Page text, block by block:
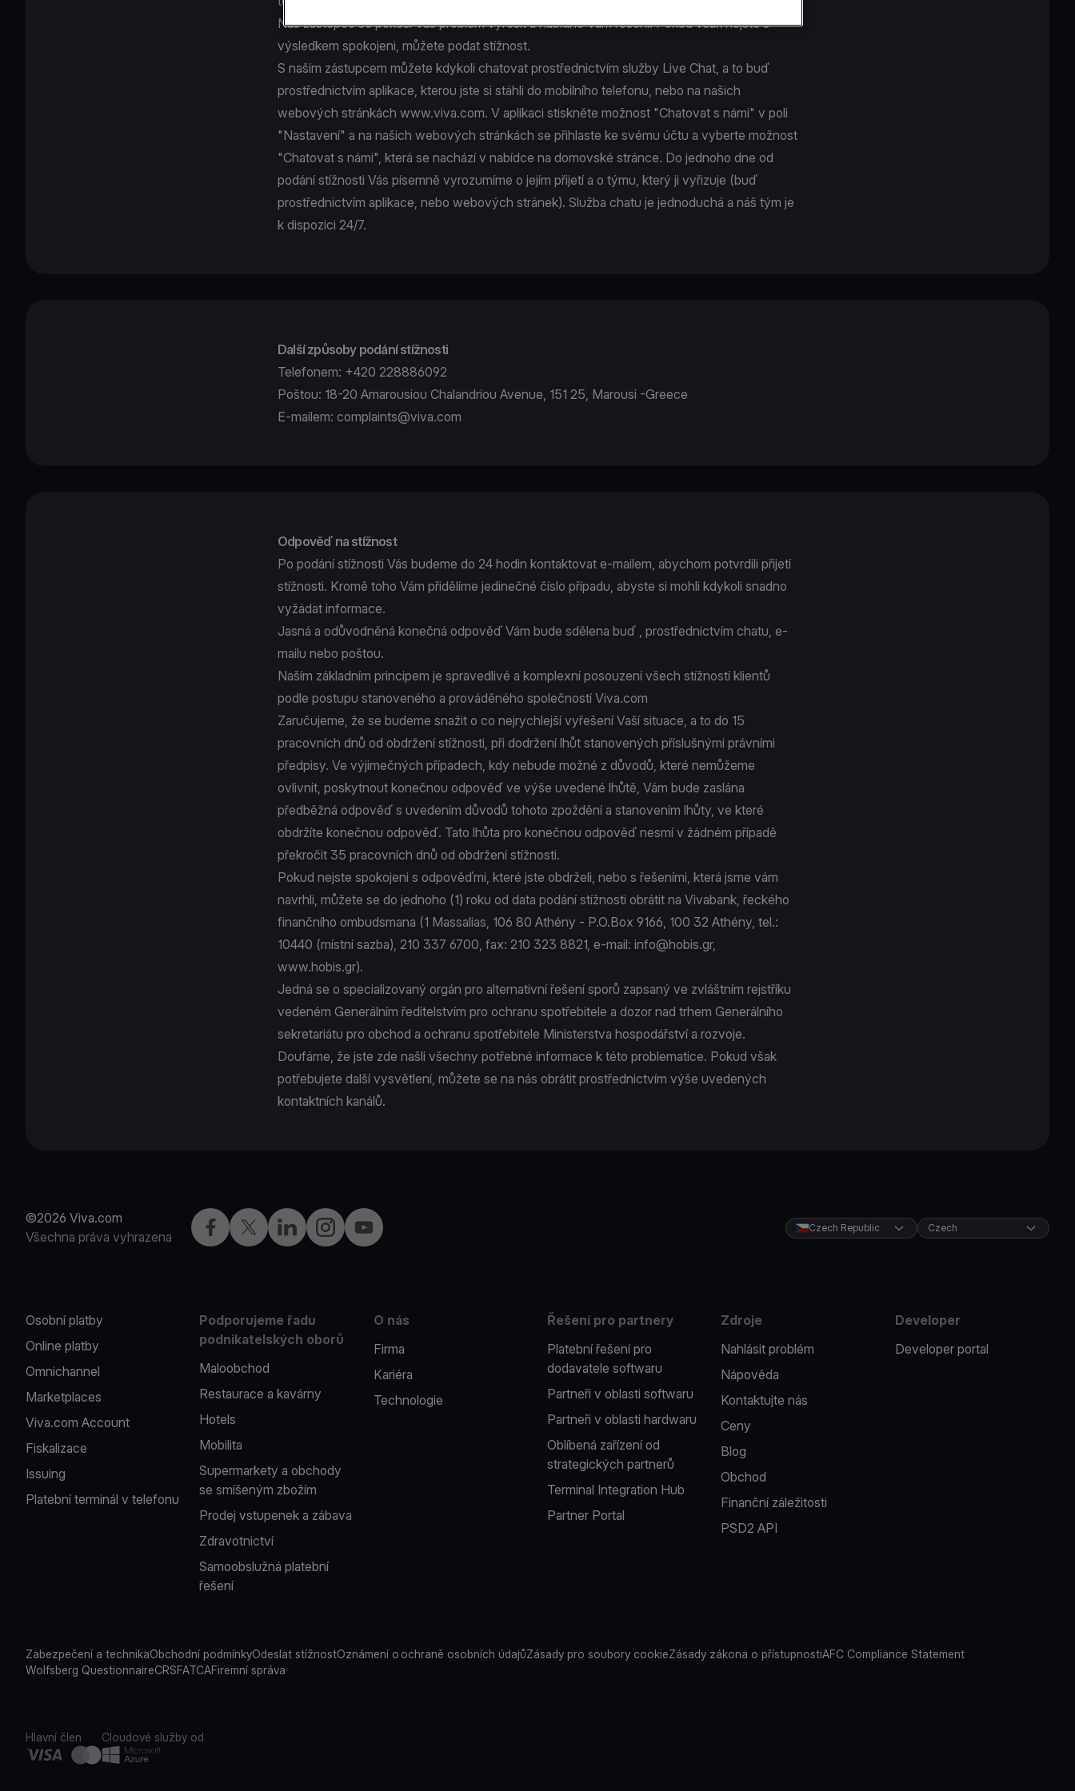
Náš zástupce se pokusí Váš problém vyřešit a nabídne Vám řešení. Pokud však nejste s
výsledkem spokojeni, můžete podat stížnost.
S naším zástupcem můžete kdykoli chatovat prostřednictvím služby Live Chat, a to buď
prostřednictvím aplikace, kterou jste si stáhli do mobilního telefonu, nebo na našich
webových stránkách www.viva.com. V aplikaci stiskněte možnost "Chatovat s námi" v poli
"Nastavení" a na našich webových stránkách se přihlaste ke svému účtu a vyberte možnost
"Chatovat s námi", která se nachází v nabídce na domovské stránce. Do jednoho dne od
podání stížnosti Vás písemně vyrozumíme o jejím přijetí a o týmu, který ji vyřizuje (buď
prostřednictvím aplikace, nebo webových stránek). Služba chatu je jednoduchá a náš tým je
k dispozici 24/7.
Další způsoby podání stížnosti
Telefonem: +420 228886092
Poštou: 18-20 Amarousiou Chalandriou Avenue, 151 25, Marousi -Greece
E-mailem: complaints@viva.com
Odpověď na stížnost
Po podání stížnosti Vás budeme do 24 hodin kontaktovat e-mailem, abychom potvrdili přijetí
stížnosti. Kromě toho Vám přidělíme jedinečné číslo případu, abyste si mohli kdykoli snadno
vyžádat informace.
Jasná a odůvodněná konečná odpověď Vám bude sdělena buď , prostřednictvím chatu, e-
mailu nebo poštou.
Naším základním principem je spravedlivé a komplexní posouzení všech stížností klientů
podle postupu stanoveného a prováděného společností Viva.com
Zaručujeme, že se budeme snažit o co nejrychlejší vyřešení Vaší situace, a to do 15
pracovních dnů od obdržení stížnosti, při dodržení lhůt stanovených příslušnými právními
předpisy. Ve výjimečných případech, kdy nebude možné z důvodů, které nemůžeme
ovlivnit, poskytnout konečnou odpověď ve výše uvedené lhůtě, Vám bude zaslána
předběžná odpověď s uvedením důvodů tohoto zpoždění a stanovením lhůty, ve které
obdržíte konečnou odpověď. Tato lhůta pro konečnou odpověď nesmí v žádném případě
překročit 35 pracovních dnů od obdržení stížnosti.
Pokud nejste spokojeni s odpověďmi, které jste obdrželi, nebo s řešeními, která jsme vám
navrhli, můžete se do jednoho (1) roku od data podání stížnosti obrátit na Vivabank, řeckého
finančního ombudsmana (1 Massalias, 106 80 Athény - P.O.Box 9166, 100 32 Athény, tel.:
10440 (místní sazba), 210 337 6700, fax: 210 323 8821, e-mail: info@hobis.gr,
www.hobis.gr).
Jedná se o specializovaný orgán pro alternativní řešení sporů zapsaný ve zvláštním rejstříku
vedeném Generálním ředitelstvím pro ochranu spotřebitele a dozor nad trhem Generálního
sekretariátu pro obchod a ochranu spotřebitele Ministerstva hospodářství a rozvoje.
Doufáme, že jste zde našli všechny potřebné informace k této problematice. Pokud však
potřebujete další vysvětlení, můžete se na nás obrátit prostřednictvím výše uvedených
kontaktních kanálů.
©2026 Viva.com
Všechna práva vyhrazena
Facebook
X LinkedInInstagramYouTube Czech Republic Czech
Osobní platby
Online platby
Omnichannel
Marketplaces
Viva.com Account
Fiskalizace
Issuing
Platební terminál v telefonu
Podporujeme řadu
podnikatelských oborů
Maloobchod
Restaurace a kavárny
Hotels
Mobilita
Supermarkety a obchody
se smíšeným zbožím
Prodej vstupenek a zábava
Zdravotnictví
Samoobslužná platební
řešení
O nás
Firma
Kariéra
Technologie
Řešení pro partnery
Platební řešení pro
dodavatele softwaru
Partneři v oblasti softwaru
Partneři v oblasti hardwaru
Oblíbená zařízení od
strategických partnerů
Terminal Integration Hub
Partner Portal
Zdroje
Nahlásit problém
Nápověda
Kontaktujte nás
Ceny
Blog
Obchod
Finanční záležitosti
PSD2 API
Developer
Developer portal
Zabezpečení a technikaObchodní podmínkyOdeslat stížnostOznámení o ochraně osobních údajůZásady pro soubory cookieZásady zákona o přístupnostiAFC Compliance Statement
Wolfsberg QuestionnaireCRSFATCAFiremní správa
Hlavní člen Cloudové služby od